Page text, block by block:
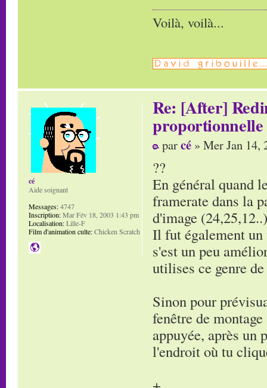
Voilà, voilà...
Re: [After]
proportionnelle
parcé » Mer Jan 14,
??
En général quand
framerate dans la
d'image
Il fut également
s'est un peu
utilises ce genre
Sinon pour
fenêtre de
appuyée, après un
l'endroit où tu
cé
Aide soignant
Messages:4747
Inscription:Mar Fév 18, 2003 1:43 pm
Localisation:Lille-F
Film d'animation culte:Chicken Scratch